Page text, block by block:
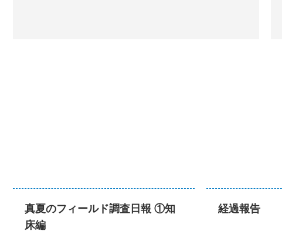
真夏のフィールド調査日報 ①知
床編
経過報告